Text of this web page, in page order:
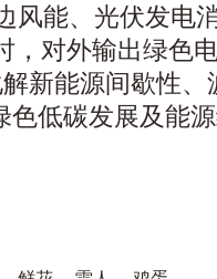
风能、光伏发电
，对外输出绿色
新能源间歇性
色低碳发展及能